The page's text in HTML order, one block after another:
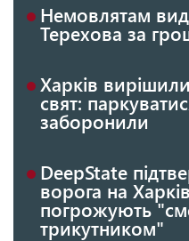
Немовлятам
Терехова за
Харків
свят:
заборонили
DeepState
ворога на
погрожують
трикутником"